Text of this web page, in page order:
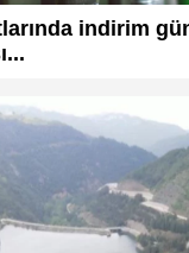
indirim